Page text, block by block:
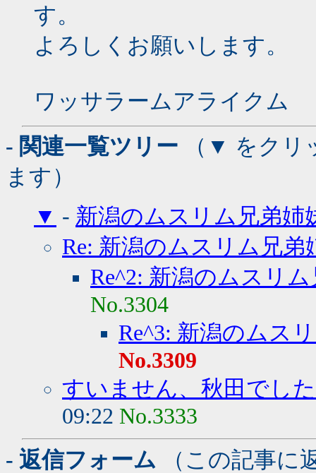
す。
よろしくお願いします。
ワッサラームアライクム
- 関連一覧ツリー （▼ をクリ
ます）
▼ - 新潟のムスリム兄弟姉
Re: 新潟のムスリム兄弟
Re^2: 新潟のムスリ
No.3304
Re^3: 新潟のムス
No.3309
すいません、秋田でし
09:22 No.3333
- 返信フォーム （この記事に